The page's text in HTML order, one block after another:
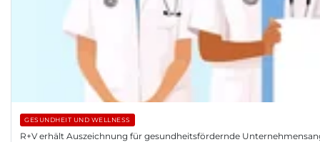
GESUNDHEIT UND WELLNESS
R+V erhält Auszeichnung für gesundheitsfördernde